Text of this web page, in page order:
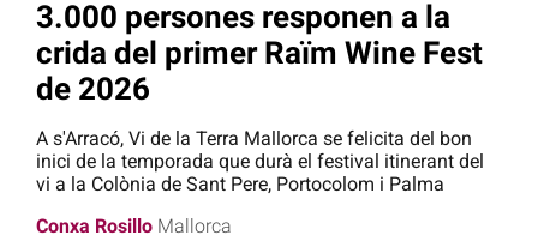
3.000 persones responen a la
crida del primer Raïm Wine Fest
de 2026
A s'Arracó, Vi de la Terra Mallorca se felicita del bon
inici de la temporada que durà el festival itinerant del
vi a la Colònia de Sant Pere, Portocolom i Palma
Conxa Rosillo Mallorca